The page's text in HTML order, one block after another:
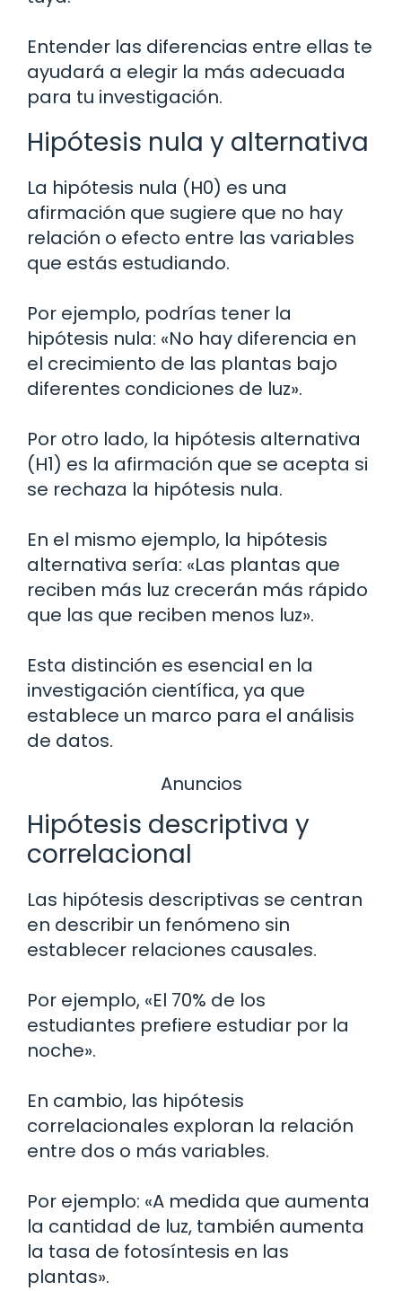
Entender las diferencias entre ellas te
ayudará a elegir la más adecuada
para tu investigación.
Hipótesis nula y alternativa
La hipótesis nula (H0) es una
afirmación que sugiere que no hay
relación o efecto entre las variables
que estás estudiando.
Por ejemplo, podrías tener la
hipótesis nula: «No hay diferencia en
el crecimiento de las plantas bajo
diferentes condiciones de luz».
Por otro lado, la hipótesis alternativa
(H1) es la afirmación que se acepta si
se rechaza la hipótesis nula.
En el mismo ejemplo, la hipótesis
alternativa sería: «Las plantas que
reciben más luz crecerán más rápido
que las que reciben menos luz».
Esta distinción es esencial en la
investigación científica, ya que
establece un marco para el análisis
de datos.
Anuncios
Hipótesis descriptiva y
correlacional
Las hipótesis descriptivas se centran
en describir un fenómeno sin
establecer relaciones causales.
Por ejemplo, «El 70% de los
estudiantes prefiere estudiar por la
noche».
En cambio, las hipótesis
correlacionales exploran la relación
entre dos o más variables.
Por ejemplo: «A medida que aumenta
la cantidad de luz, también aumenta
la tasa de fotosíntesis en las
plantas».